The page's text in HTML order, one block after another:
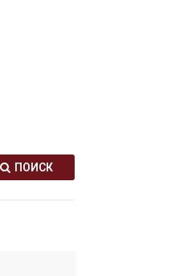
ПОИСК